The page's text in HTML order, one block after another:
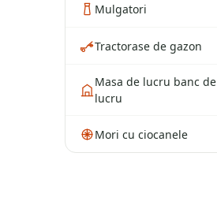
Mulgatori
Tractorase de gazon
Masa de lucru banc de
lucru
Mori cu ciocanele